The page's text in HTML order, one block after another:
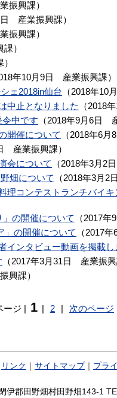
振興課）
産業振興課）
振興課）
課）
）
年10月9日 産業振興課）
ェ2018in仙台 （2018年10
中止となりました
（2018
中です （2018年9月6日
開催について
（2018年6月8
産業振興課）
会について
（2018年3月2日
畑について
（2018年3月2日
理コンテストランチバイ
」の開催について
（2017年
」の開催について
（2017年
インタビュー動画を掲載し
（2017年3月31日 産業振
興課）
ージ 1 2 次のページ
リンク サイトマップ｜ プラ
伊郡田野畑村田野畑143-1